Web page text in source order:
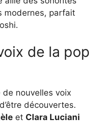
modernes, parfait
de la pop
de nouvelles voix
découvertes.
et Clara Luciani